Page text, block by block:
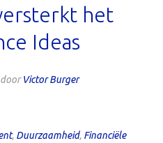
het
Ideas
doorVictor Burger
, Duurzaamheid, Financiële